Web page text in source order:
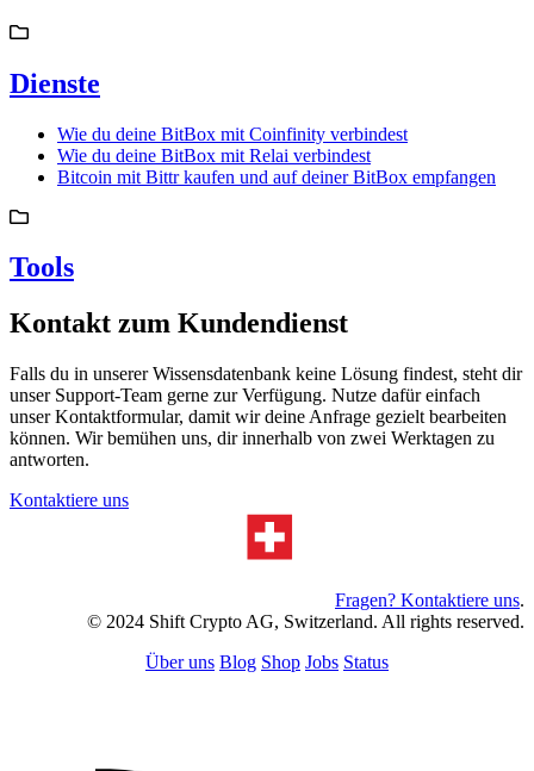
Dienste
Wie du deine BitBox mit Coinfinity verbindest
Wie du deine BitBox mit Relai verbindest
Bitcoin mit Bittr kaufen und auf deiner BitBox empfangen
Tools
Kontakt zum Kundendienst
Falls du in unserer Wissensdatenbank keine Lösung findest, steht dir
unser Support-Team gerne zur Verfügung. Nutze dafür einfach
unser Kontaktformular, damit wir deine Anfrage gezielt bearbeiten
können. Wir bemühen uns, dir innerhalb von zwei Werktagen zu
antworten.
Kontaktiere uns
Fragen? Kontaktiere uns.
© 2024 Shift Crypto AG, Switzerland. All rights reserved.
Über uns Blog Shop Jobs Status